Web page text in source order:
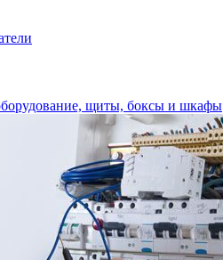
щиты, боксы и шкафы